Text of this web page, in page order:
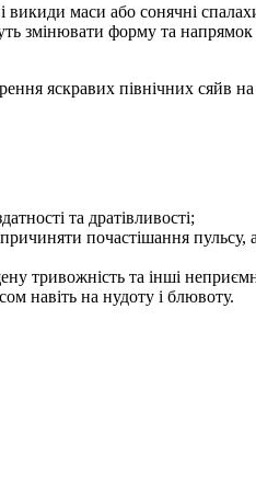
викиди маси або сонячні
змінювати форму та напрямок
яскравих північних сяйв
та дратівливості;
почастішання пульсу,
тривожність та інші
навіть на нудоту і блювоту.